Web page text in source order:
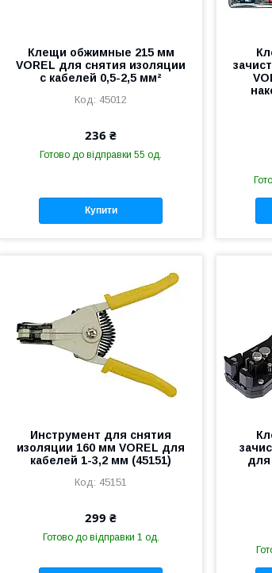
Клещи обжимные 215 мм
VOREL для снятия изоляции
с кабелей 0,5-2,5 мм²
45012
236 ₴
Готово до відправки 55 од.
Купити
Инструмент для снятия
изоляции 160 мм VOREL для
кабелей 1-3,2 мм (45151)
45151
299 ₴
Готово до відправки 1 од.
для